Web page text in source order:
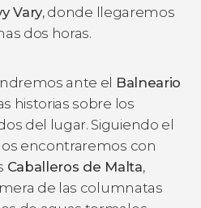
Vary, donde llegaremos
dos horas.
ante el Balneario
historias sobre los
del lugar. Siguiendo el
encontraremos con
Caballeros de Malta,
de las columnatas